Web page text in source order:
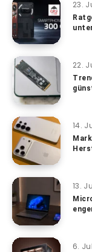
23.
22.
14.
13.
6.